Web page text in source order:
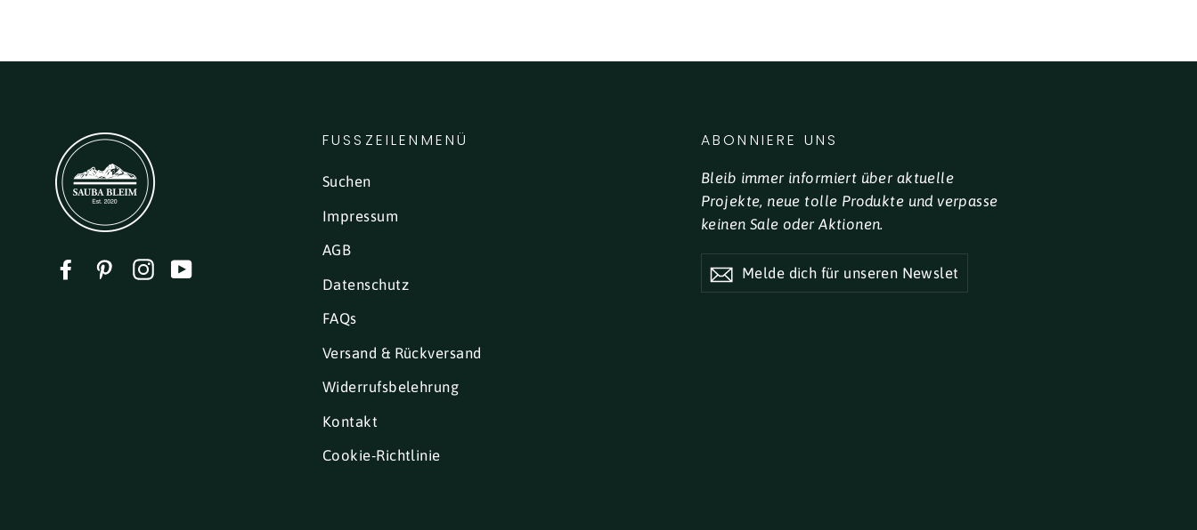
FacebookPinterestInstagram
FUSSZEILENMENÜ
Suchen
Impressum
AGB
Datenschutz
FAQs
Versand & Rückversand
Widerrufsbelehrung
Kontakt
Cookie-Richtlinie
ABONNIERE UNS
Bleib immer informiert über aktuelle
Projekte, neue tolle Produkte und verpasse
keinen Sale oder Aktionen.
DICH
FÜR